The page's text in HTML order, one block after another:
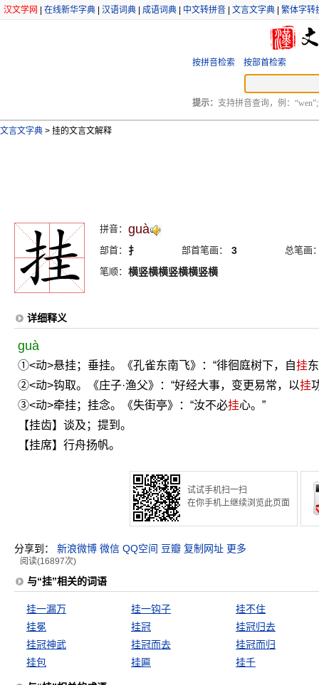
汉文学网 在线新华字典 汉语词典 成语词典 中文转拼音 文言文字典 繁体字转
按拼音检索 按部首检索
提示： 支持拼音查询，例：
文言文字典 > 挂的文言文解释
拼音： guà
部首： 扌 部首笔画： 3
总笔画
笔顺： 横竖横横竖横横竖横
详细释义
guà
①<动>悬挂；垂挂。《孔雀东南飞》：“徘徊庭树下，自挂
②<动>钩取。《庄子·渔父》：“好经大事，变更易常，以挂
③<动>牵挂；挂念。《失街亭》：“汝不必挂心。”
【挂齿】谈及；提到。
【挂席】行舟扬帆。
试试手机扫一扫
在你手机上继续浏览此页面
分享到： 新浪微博 微信 QQ空间 豆瓣 复制网址 更多
阅读(16897次)
与“挂”相关的词语
挂一漏万 挂一钩子
挂不住
挂冕
挂冠
挂冠归去
挂冠神武
挂冠而去
挂冠而归
挂包
挂匾 挂千